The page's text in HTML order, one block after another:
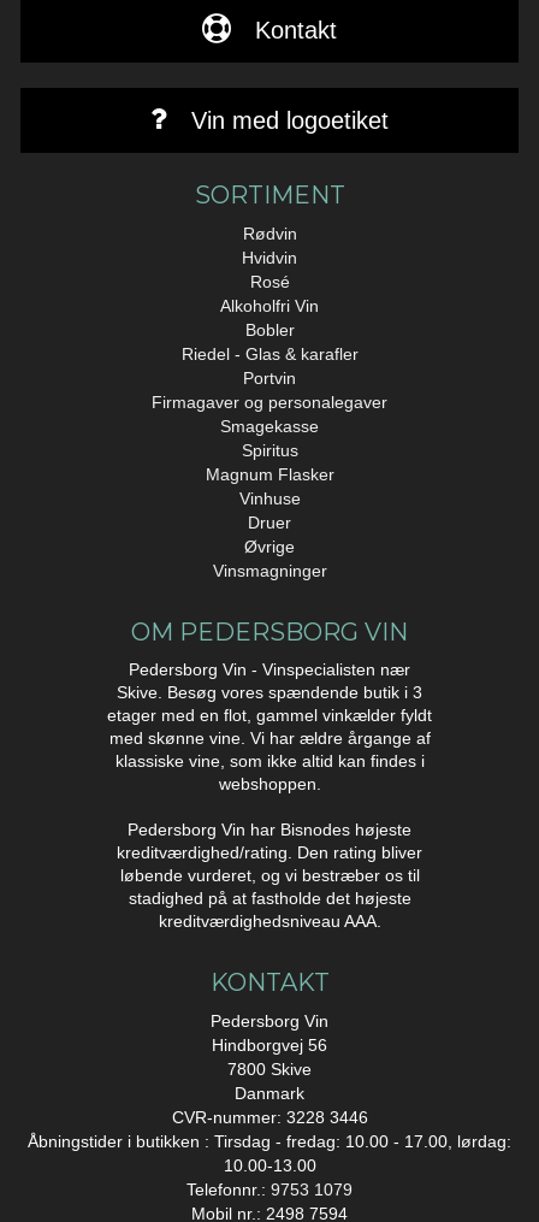
Kontakt
Vin med logoetiket
SORTIMENT
Rødvin
Hvidvin
Rosé
Alkoholfri Vin
Bobler
Riedel - Glas & karafler
Portvin
Firmagaver og personalegaver
Smagekasse
Spiritus
Magnum Flasker
Vinhuse
Druer
Øvrige
Vinsmagninger
OM PEDERSBORG VIN
Pedersborg Vin - Vinspecialisten nær
Skive. Besøg vores spændende butik i 3
etager med en flot, gammel vinkælder fyldt
med skønne vine. Vi har ældre årgange af
klassiske vine, som ikke altid kan findes i
webshoppen.
Pedersborg Vin har Bisnodes højeste
kreditværdighed/rating. Den rating bliver
løbende vurderet, og vi bestræber os til
stadighed på at fastholde det højeste
kreditværdighedsniveau AAA.
KONTAKT
Pedersborg Vin
Hindborgvej 56
7800 Skive
Danmark
CVR-nummer: 3228 3446
Åbningstider i butikken : Tirsdag - fredag: 10.00 - 17.00, lørdag:
10.00-13.00
Telefonnr.: 9753 1079
Mobil nr.: 2498 7594